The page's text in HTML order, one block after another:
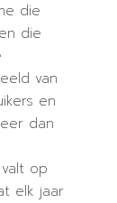
die
die
van
en
dan
op
elk jaar